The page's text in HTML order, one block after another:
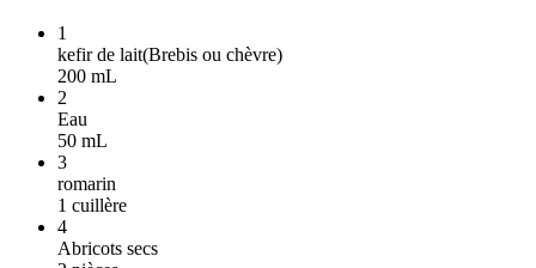
1
kefir de lait(Brebis ou chèvre)
200 mL
2
Eau
50 mL
3
romarin
1 cuillère
4
Abricots secs